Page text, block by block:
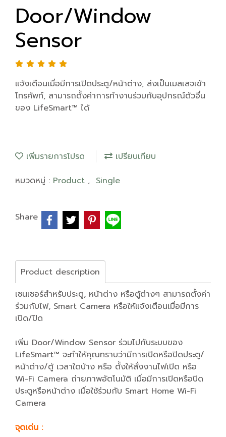
Door/Window
Sensor
แจ้งเตือนเมื่อมีการเปิดประตู/หน้าต่าง, ส่งเป็นเมสเสจเข้า
โทรศัพท์, สามารถตั้งค่าการทำงานร่วมกับอุปกรณ์ตัวอื่น
ของ LifeSmart™ ได้
เพิ่มรายการโปรด
เปรียบเทียบ
หมวดหมู่ : Product , Single
Share
Product description
เซนเซอร์สำหรับประตู, หน้าต่าง หรือตู้ต่างๆ สามารถตั้งค่า
ร่วมกับไฟ, Smart Camera หรือให้แจ้งเตือนเมื่อมีการ
เปิด/ปิด
เพิ่ม Door/Window Sensor ร่วมไปกับระบบของ
LifeSmart™ จะทำให้คุณทราบว่ามีการเปิดหรือปิดประตู/
หน้าต่าง/ตู้ เวลาใดบ้าง หรือ ตั้งให้สั่งงานไฟเปิด หรือ
Wi-Fi Camera ถ่ายภาพอัตโนมัติ เมื่อมีการเปิดหรือปิด
ประตูหรือหน้าต่าง เมื่อใช้ร่วมกับ Smart Home Wi-Fi
Camera
จุดเด่น :